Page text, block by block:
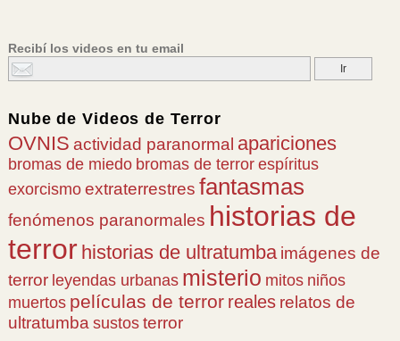
Recibí los videos en tu email
Nube deVideos de Terror
OVNIS actividad paranormal apariciones
bromas de miedo bromas de terror espíritus
exorcismo extraterrestres fantasmas
fenómenos paranormales historias de
terror historias de ultratumba imágenes de
terror leyendas urbanas misterio mitos niños
muertos películas de terror reales relatos de
ultratumba sustos terror